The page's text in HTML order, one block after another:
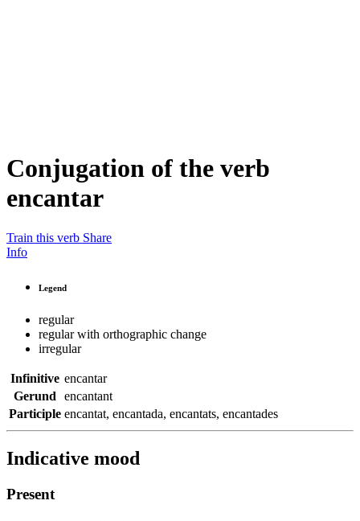
Conjugation of the verb
encantar
Train this verb Share
Info
Legend
regular
regular with orthographic change
irregular
Infinitive encantar
Gerund
encantant
Participle encantat, encantada, encantats, encantades
Indicative mood
Present